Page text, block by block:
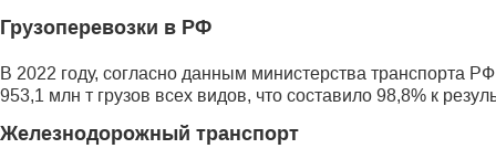
Грузоперевозки в РФ
В 2022 году, согласно данным министерства транспорта
953,1 млн т грузов всех видов, что составило 98,8% к
Железнодорожный транспорт